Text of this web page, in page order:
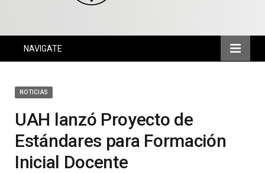
NAVIGATE
NOTICIAS
UAH lanzó Proyecto de
Estándares para Formación
Inicial Docente